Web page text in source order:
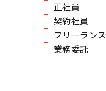
正社員
契約社員
フリーランス
業務委託